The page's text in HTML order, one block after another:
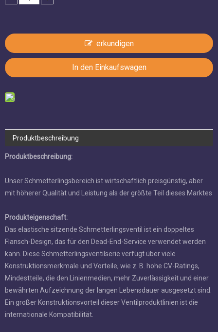
Unser Schmetterlingsbereich ist wirtschaftlich preisgünstig, aber
Produkteigenschaft:
Das elastische sitzende Schmetterlingsventil ist ein doppeltes
werden kann. Diese Schmetterlingsventilserie verfügt über viele
Konstruktionsmerkmale und Vorteile, wie z. B. hohe CV-Ratings,
Mindestteile, die den Linienmedien, mehr Zuverlässigkeit und
einer bewährten Aufzeichnung der langen Lebensdauer
Ventilproduktlinien ist die internationale Kompatibilität.
Technische Parameter: